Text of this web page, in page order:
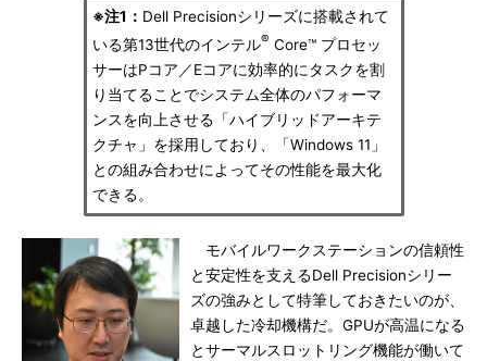
※注1： Dell Precisionシリーズに搭載されて
いる第13世代のインテル® Core™ プロセッ
サーはPコア／Eコアに効率的にタスクを割
り当てることでシステム全体のパフォーマ
ンスを向上させる「ハイブリッドアーキテ
クチャ」を採用しており、「Windows 11」
との組み合わせによってその性能を最大化
できる。
モバイルワークステーションの信頼性
と安定性を支えるDell Precisionシリー
ズの強みとして特筆しておきたいのが、
卓越した冷却機構だ。GPUが高温になる
とサーマルスロットリング機能が働いて